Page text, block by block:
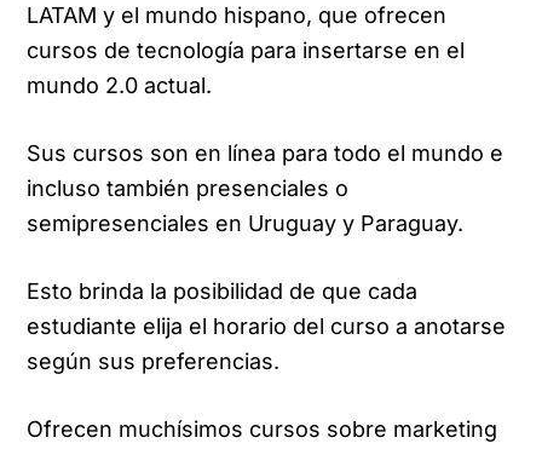
LATAM y el mundo hispano, que ofrecen
cursos de tecnología para insertarse en el
mundo 2.0 actual.
Sus cursos son en línea para todo el mundo e
incluso también presenciales o
semipresenciales en Uruguay y Paraguay.
Esto brinda la posibilidad de que cada
estudiante elija el horario del curso a anotarse
según sus preferencias.
Ofrecen muchísimos cursos sobre marketing